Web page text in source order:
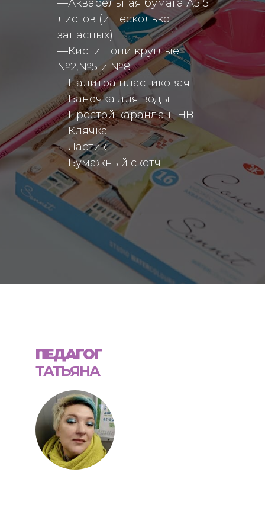
—Акварельная бумага А5 5
листов (и несколько
запасных)
—Кисти пони круглые
№2,№5 и №8
—Палитра пластиковая
—Баночка для воды
—Простой карандаш HB
—Клячка
—Ластик
—Бумажный скотч
ПЕДАГОГ
ТАТЬЯНА